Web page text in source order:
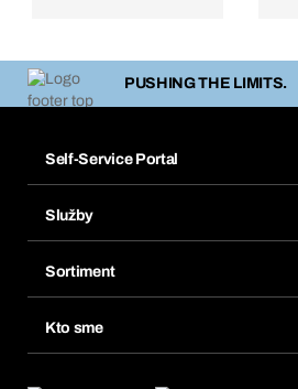
PUSHING THE LIMITS.
Self-Service Portal
Obľúbené
Opakované objednávky
Predplatné
Služby
Chemická databáza
eProcurement
Sortiment
Kto sme